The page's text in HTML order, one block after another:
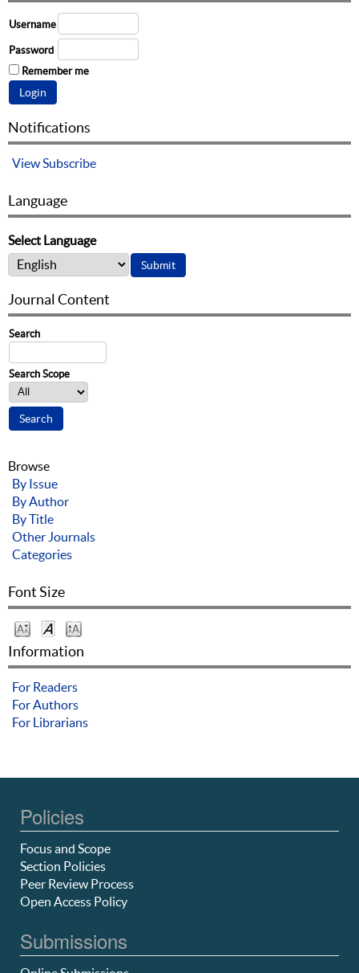
Username
Password
Remember me
Notifications
ViewSubscribe
Language
Select Language
Journal Content
Search
Search Scope
Browse
By Issue
By Author
By Title
Other Journals
Categories
Font Size
Information
For Readers
For Authors
For Librarians
Policies
Focus and Scope
Section Policies
Peer Review Process
Open Access Policy
Submissions